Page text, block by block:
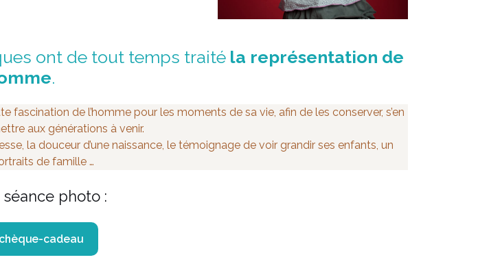
ont de tout temps traité la représentation de
.
fascination de l’homme pour les moments de sa vie, afin de les conserver, s’en
aux générations à venir.
la douceur d’une naissance, le témoignage de voir grandir ses enfants, un
de famille …
photo :
cadeau